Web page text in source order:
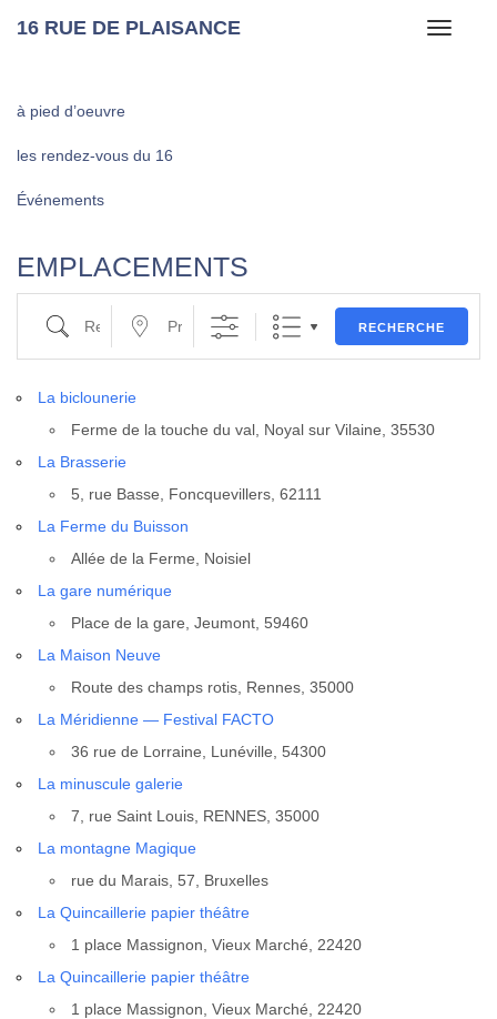
Toggle
16 RUE DE PLAISANCE
à pied d’oeuvre
les rendez-vous du 16
Événements
EMPLACEMENTS
Recherche Proche de …
RECHERCHE
La biclou­ne­rie
Ferme de la touche du val, Noyal sur Vilaine, 35530
La Bras­se­rie
5, rue Basse, Fonc­que­villers, 62111
La Ferme du Buis­son
Allée de la Ferme, Noi­siel
La gare numé­rique
Place de la gare, Jeu­mont, 59460
La Mai­son Neuve
Route des champs rotis, Rennes, 35000
La Méri­dienne — Fes­ti­val FACTO
36 rue de Lor­raine, Luné­ville, 54300
La minus­cule gale­rie
7, rue Saint Louis, RENNES, 35000
La mon­tagne Magique
rue du Marais, 57, Bruxelles
La Quin­caille­rie papier théâtre
1 place Mas­si­gnon, Vieux Mar­ché, 22420
La Quin­caille­rie papier théâtre
1 place Mas­si­gnon, Vieux Mar­ché, 22420